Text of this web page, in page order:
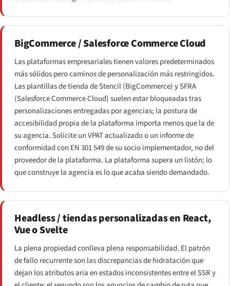
BigCommerce / Salesforce Commerce Cloud
Las plataformas empresariales tienen valores predeterminados
más sólidos pero caminos de personalización más restringidos.
Las plantillas de tienda de Stencil (BigCommerce) y SFRA
(Salesforce Commerce Cloud) suelen estar bloqueadas tras
personalizaciones entregadas por agencias; la postura de
accesibilidad propia de la plataforma importa menos que la de
su agencia. Solicite un VPAT actualizado o un informe de
conformidad con EN 301 549 desusocio implementador, no del
proveedor de la plataforma. La plataforma supera un listón; lo
que construye la agencia es lo que acaba siendo demandado.
Headless / tiendas personalizadas en React,
Vue o Svelte
La plena propiedad conlleva plena responsabilidad. El patrón
de fallo recurrente son las discrepancias de hidratación que
dejan los atributos aria en estados inconsistentes entre el SSR y